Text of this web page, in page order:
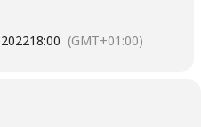
18:00 (GMT+01:00)